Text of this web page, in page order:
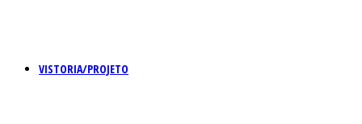
VISTORIA/PROJETO